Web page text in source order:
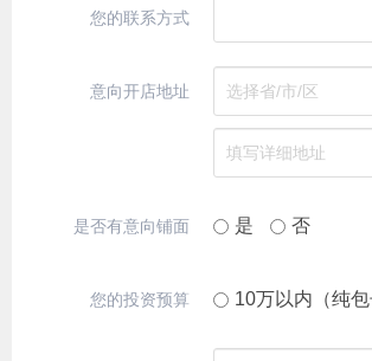
您的联系方式
意向开店地址
是否有意向铺面 是 否
您的投资预算 10万以内（纯